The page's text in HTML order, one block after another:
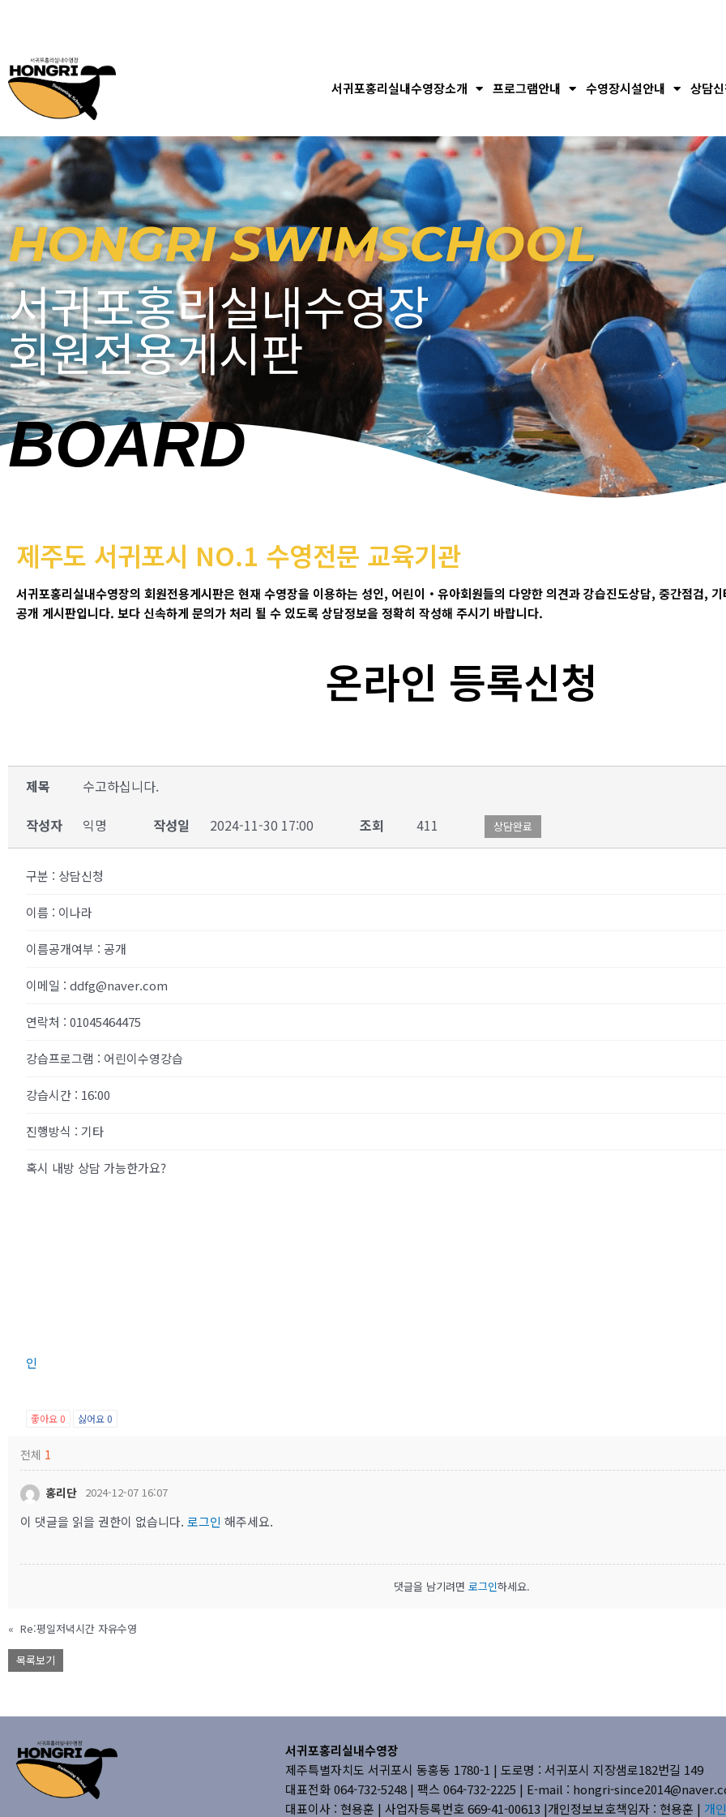
로
건
기
서귀포홍리실내수영장소개 프로그램안내 수영장시설안내 상담
HONGRI SWIMSCHOOL
서귀포홍리실내수영장
회원전용게시판
BOARD
제주도 서귀포시 NO.1 수영전문 교육기관
서귀포홍리실내수영장의 회원전용게시판은 현재 수영장을 이용하는 성인, 어린이 ・ 유아회원들의 다양한 의견과 강습진도상담, 중간점검, 기
공개 게시판입니다. 보다 신속하게 문의가 처리 될 수 있도록 상담정보을 정확히 작성해 주시기 바랍니다.
온라인 등록신청
제목
수고하십니다.
작성자
익명 작성일 2024-11-30 17:00 조회 411 상담완료
구분 : 상담신청
이름 : 이나라
이름공개여부 : 공개
이메일 : ddfg@naver.com
연락처 : 01045464475
강습프로그램 : 어린이수영강습
강습시간 : 16:00
진행방식 : 기타
혹시 내방 상담 가능한가요?
좋아요 0 싫어요0
전체 1
홍리단 2024-12-07 16:07
이 댓글을 읽을 권한이 없습니다. 로그인 해주세요.
댓글을 남기려면 로그인하세요.
« Re:평일저녁시간 자유수영
목록보기
서귀포홍리실내수영장
제주특별자치도 서귀포시 동홍동 1780-1 | 도로명 : 서귀포시 지장샘로182번길 149
대표전화 064-732-5248 | 팩스 064-732-2225 | E-mail : hongri-
대표이사 : 현용훈 | 사업자등록번호 669-41-00613 |개인정보보호책임자 : 현용훈 | 개